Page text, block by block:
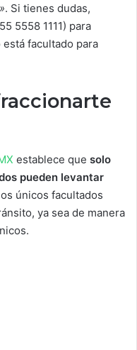
. Si tienes dudas,
5558 1111) para
facultado para
establece que solo
pueden levantar
únicos facultados
ya sea de manera